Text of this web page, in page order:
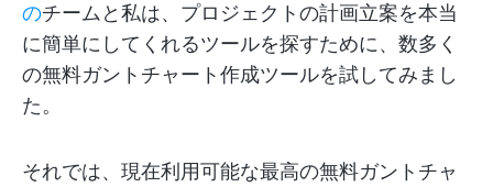
のチームと私は、プロジェクトの計画立案を本当
に簡単にしてくれるツールを探すために、数多く
の無料ガントチャート作成ツールを試してみまし
た。
それでは、現在利用可能な最高の無料ガントチャ